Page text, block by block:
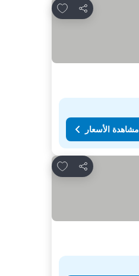
مشاركة
Add to favorites
مشاهدة الأسعار
مشاركة
Add to favorites